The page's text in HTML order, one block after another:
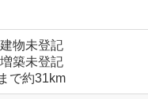
物未登記
築未登記
で約31km